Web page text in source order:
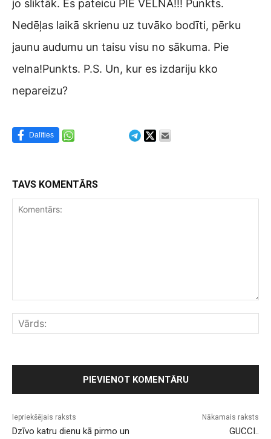
jo sliktāk. Es pateicu PIE VELNA!!! Punkts.
Nedēļas laikā skrienu uz tuvāko bodīti, pērku
jaunu audumu un taisu visu no sākuma. Pie
velna!Punkts. P.S. Un, kur es izdariju kko
nepareizu?
Dalīties
TAVS KOMENTĀRS
Iepriekšējais raksts
Dzīvo katru dienu kā pirmo un
Nākamais raksts
GUCCI..